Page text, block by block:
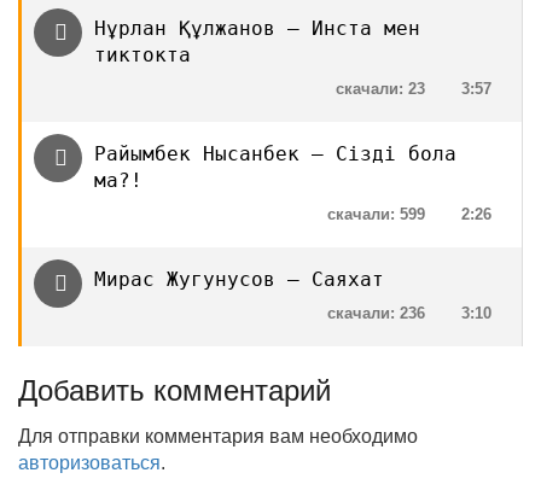
Нұрлан Құлжанов — Инста мен
тиктокта
3:57
скачали: 23
Райымбек Нысанбек — Сізді бола
ма?!
2:26
скачали: 599
Мирас Жугунусов — Саяхат
3:10
скачали: 236
Добавить комментарий
Для отправки комментария вам необходимо
авторизоваться.